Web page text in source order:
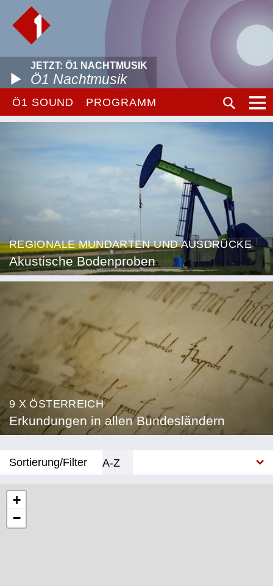
JETZT: Ö1 NACHTMUSIK
Ö1 Nachtmusik
Ö1 SOUND PROGRAMM
REGIONALE MUNDARTEN UND AUSDRÜCKE
Akustische Bodenproben
9 X ÖSTERREICH
Erkundungen in allen Bundesländern
Sortierung/Filter
A-Z
+
−